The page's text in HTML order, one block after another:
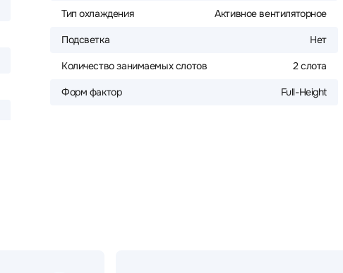
Тип охлаждения Активное вентиляторное
Подсветка Нет
Количество занимаемых слотов 2 слота
Форм фактор Full-Height